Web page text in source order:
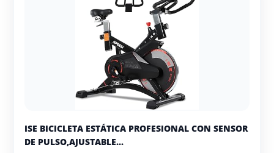
ISE BICICLETA ESTÁTICA PROFESIONAL CON SENSOR
DE PULSO,AJUSTABLE...